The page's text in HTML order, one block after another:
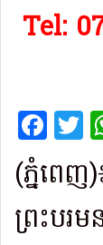
Tel:
(ភ្នំពេញ
ព្រះបរម